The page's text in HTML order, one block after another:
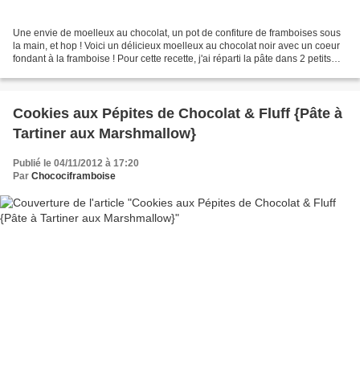
Une envie de moelleux au chocolat, un pot de confiture de framboises sous
la main, et hop ! Voici un délicieux moelleux au chocolat noir avec un coeur
fondant à la framboise ! Pour cette recette, j'ai réparti la pâte dans 2 petits
Cookies aux Pépites de Chocolat & Fluff {Pâte à
Tartiner aux Marshmallow}
Publié le 04/11/2012 à 17:20
Par Chocociframboise